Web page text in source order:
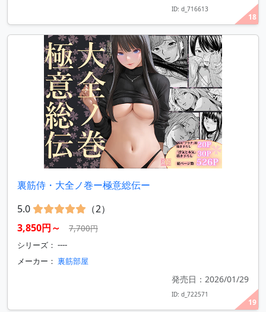
18
ID: d_716613
19
裏筋侍・大全ノ巻ー極意総伝ー
5.0
（2）
3,850円～
7,700円
シリーズ： ----
メーカー： 裏筋部屋
発売日：2026/01/29
ID: d_722571